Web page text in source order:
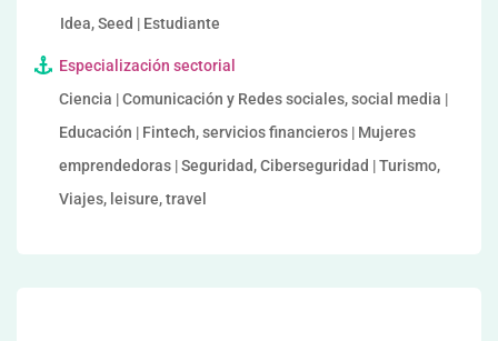
Idea, Seed | Estudiante
Especialización sectorial
Ciencia | Comunicación y Redes sociales, social media |
Educación | Fintech, servicios financieros | Mujeres
emprendedoras | Seguridad, Ciberseguridad | Turismo,
Viajes, leisure, travel